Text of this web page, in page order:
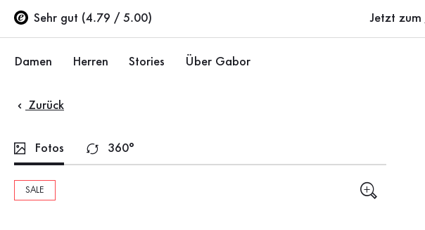
Zum Hauptinhalt
Zum Inhaltsverzeichnis
Zur Hauptnavigation
Sehr gut (4.79 / 5.00)
Jetzt zum
Damen
Schuhe
Ballerinas
Herren
Sneaker
Stories Über Gabor
Zurück
Fotos 360°
SALE